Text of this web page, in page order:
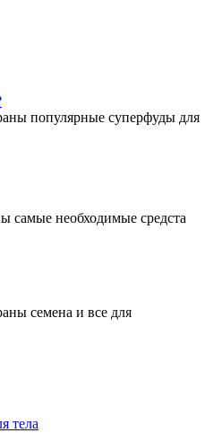
популярные суперфуды для
самые необходимые средста
семена и все для
тела